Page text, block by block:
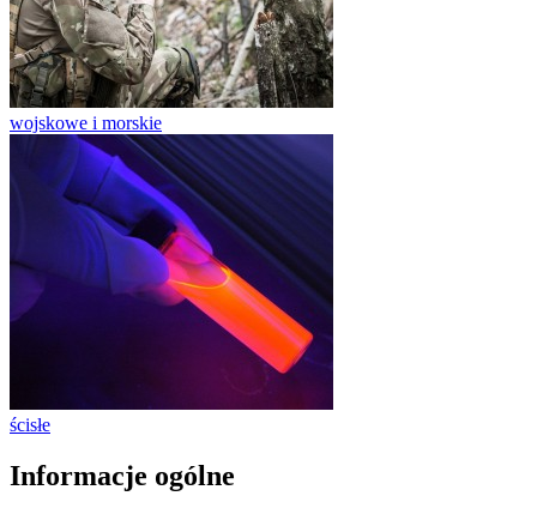
wojskowe i morskie
ścisłe
Informacje ogólne